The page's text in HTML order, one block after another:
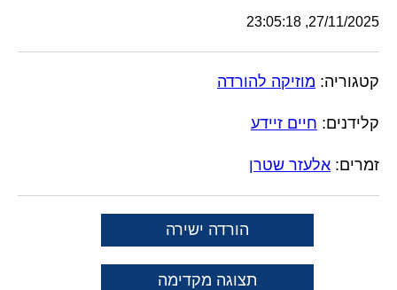
27/11/2025, 23:05:18
קטגוריה: מוזיקה להורדה
קלידנים: חיים זיידע
זמרים: אלעזר שטרן
הורדה ישירה
תצוגה מקדימה